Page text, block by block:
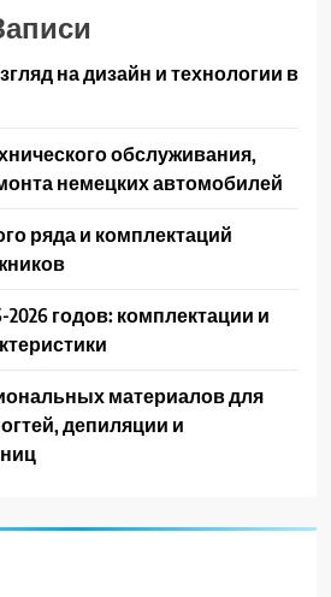
на дизайн и технологии в
обслуживания,
немецких автомобилей
ряда и комплектаций
2026 годов: комплектации и
материалов для
депиляции и